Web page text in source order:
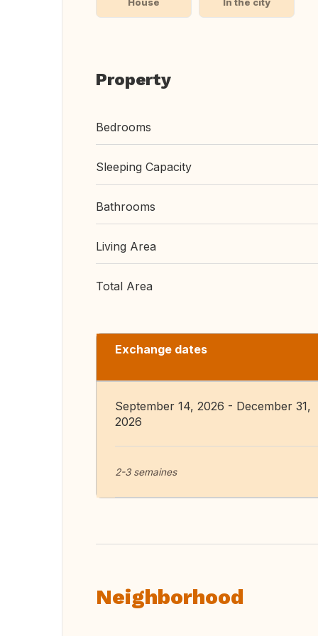
Property
Bedrooms
Sleeping Capacity
Bathrooms
Living Area
Total Area
Exchange dates
September 14, 2026 - December 31,
2026
2-3 semaines
Neighborhood